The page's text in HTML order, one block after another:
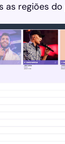
as regiões do